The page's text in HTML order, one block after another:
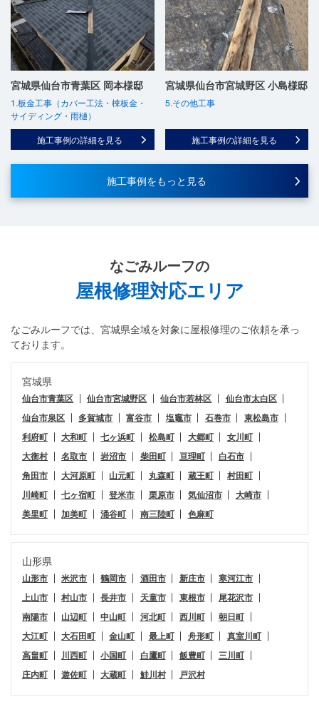
宮城県仙台市青葉区 岡本様邸
1.板金工事（カバー工法・棟板金・
サイディング・雨樋）
施工事例の詳細を見る
宮城県仙台市宮城野区 小島様邸
5.その他工事
施工事例の詳細を見る
施工事例をもっと見る
なごみルーフの
屋根修理対応エリア
なごみルーフでは、宮城県全域を対象に屋根修理のご依頼を承っ
ております。
宮城県
仙台市青葉区 仙台市宮城野区 仙台市若林区
仙台市太白区
仙台市泉区
多賀城市 富谷市 塩竈市 石巻市
東松島市
利府町
大和町 七ヶ浜町 松島町 大郷町
女川町
大衡村
名取市 岩沼市 柴田町 亘理町
白石市
角田市
大河原町 山元町 丸森町 蔵王町
村田町
川崎町
七ヶ宿町 登米市 栗原市 気仙沼市
大崎市
美里町
加美町 涌谷町 南三陸町 色麻町
山形県
山形市 米沢市 鶴岡市 酒田市 新庄市
寒河江市
上山市
村山市 長井市 天童市 東根市
尾花沢市
南陽市
山辺町 中山町 河北町 西川町
朝日町
大江町
大石田町 金山町 最上町 舟形町
真室川町
高畠町
川西町 小国町 白鷹町 飯豊町
三川町
庄内町
遊佐町 大蔵町 鮭川村 戸沢村